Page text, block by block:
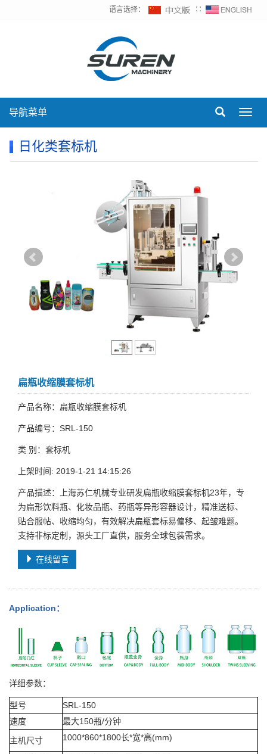
语言选择： ∷
导航菜单
日化类套标机
扁瓶收缩膜套标机
产品名称：扁瓶收缩膜套标机
产品编号：SRL-150
类 别：套标机
上架时间: 2019-1-21 14:15:26
产品描述：上海苏仁机械专业研发扁瓶收缩膜套标机23年，专
为扁形饮料瓶、化妆品瓶、药瓶等异形容器设计，精准送标、
贴合服帖、收缩均匀，有效解决扁瓶套标易偏移、起皱难题。
支持非标定制，源头工厂直供，服务全球包装需求。
在线留言
Application：
详细参数：
型号
SRL-150
速度
最大150瓶/分钟
主机尺寸
1000*860*1800长*宽*高(mm)